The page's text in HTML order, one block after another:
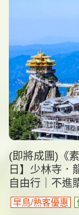
(即將成團)《
日】少林寺．
自由行｜不進
早鳥/熟客優惠